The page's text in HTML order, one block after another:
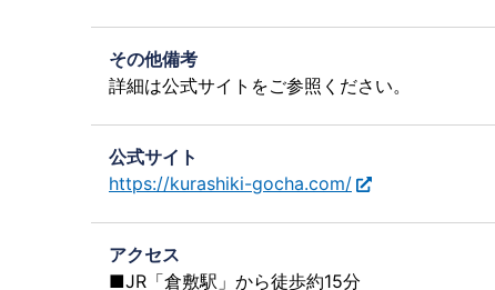
その他備考
詳細は公式サイトをご参照ください。
公式サイト
https://kurashiki-gocha.com/
アクセス
■JR「倉敷駅」から徒歩約15分